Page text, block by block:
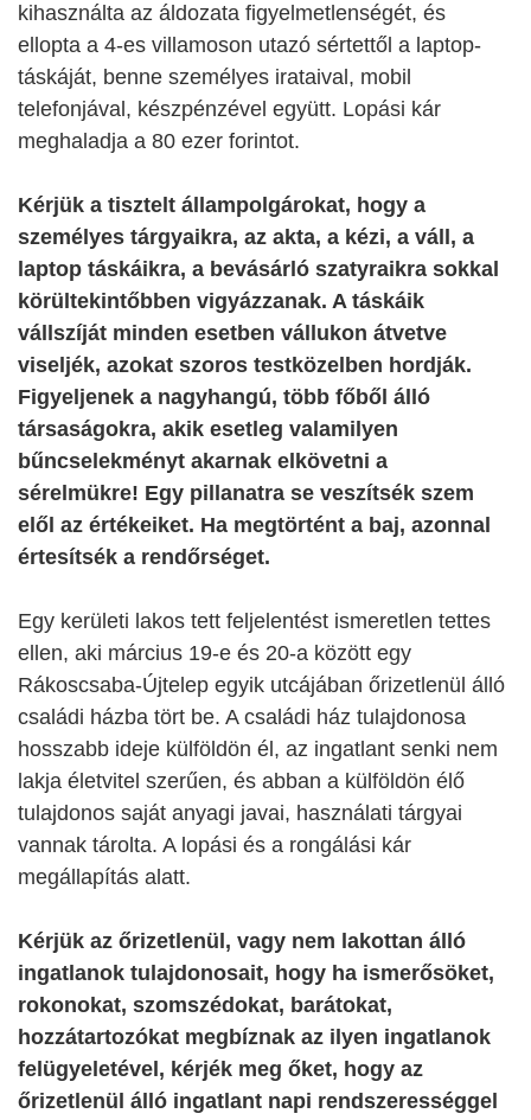
kihasználta az áldozata figyelmetlenségét, és
ellopta a 4-es villamoson utazó sértettől a laptop-
táskáját, benne személyes irataival, mobil
telefonjával, készpénzével együtt. Lopási kár
meghaladja a 80 ezer forintot.
Kérjük a tisztelt állampolgárokat, hogy a
személyes tárgyaikra, az akta, a kézi, a váll, a
laptop táskáikra, a bevásárló szatyraikra sokkal
körültekintőbben vigyázzanak. A táskáik
vállszíját minden esetben vállukon átvetve
viseljék, azokat szoros testközelben hordják.
Figyeljenek a nagyhangú, több főből álló
társaságokra, akik esetleg valamilyen
bűncselekményt akarnak elkövetni a
sérelmükre! Egy pillanatra se veszítsék szem
elől az értékeiket. Ha megtörtént a baj, azonnal
értesítsék a rendőrséget.
Egy kerületi lakos tett feljelentést ismeretlen tettes
ellen, aki március 19-e és 20-a között egy
Rákoscsaba-Újtelep egyik utcájában őrizetlenül álló
családi házba tört be. A családi ház tulajdonosa
hosszabb ideje külföldön él, az ingatlant senki nem
lakja életvitel szerűen, és abban a külföldön élő
tulajdonos saját anyagi javai, használati tárgyai
vannak tárolta. A lopási és a rongálási kár
megállapítás alatt.
Kérjük az őrizetlenül, vagy nem lakottan álló
ingatlanok tulajdonosait, hogy ha ismerősöket,
rokonokat, szomszédokat, barátokat,
hozzátartozókat megbíznak az ilyen ingatlanok
felügyeletével, kérjék meg őket, hogy az
őrizetlenül álló ingatlant napi rendszerességgel